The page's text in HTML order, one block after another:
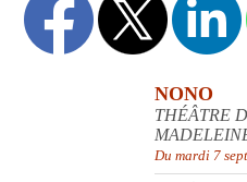
NONO
THÉÂTRE
Du mardi 7